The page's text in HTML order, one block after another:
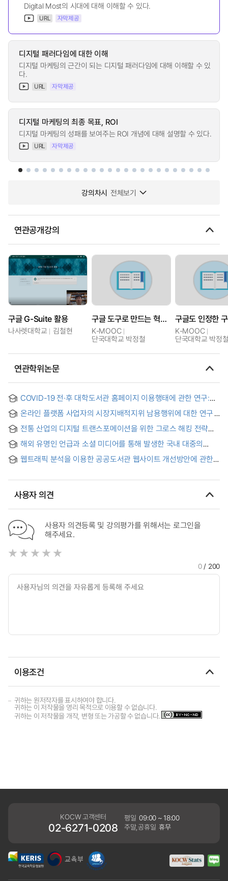
Digital Most의 시대에 대해 이해할 수 있다.
URL 자막제공
디지털 패러다임에 대한 이해
디지털 마케팅의 근간이 되는 디지털 패러다임에 대해 이해할 수 있
다.
URL 자막제공
디지털 마케팅의 최종 목표, ROI
디지털 마케팅의 성패를 보여주는 ROI 개념에 대해 설명할 수 있다.
URL 자막제공
강의차시 전체보기
연관공개강의
구글 G-Suite 활용
나사렛대학교 김철현
구글 도구로 만드는 혁신적인 일상
K-MOOC
단국대학교 박정철
K-MOOC
단국대학교 박정
연관학위논문
COVID-19 전·후 대학도서관 홈페이지 이용행태에 관한 연구:
Behavior of Universities Library Website Before and After
COVID-19: - Focusing on the Library of C University-
온라인 플랫폼 사업자의 시장지배적지위 남용행위에 대한 연구
전통 산업의 디지털 트랜스포메이션을 위한 그로스 해킹 전략에
해외 유명인 언급과 소셜 미디어를 통해 발생한 국내 대중의
웹트래픽 분석을 이용한 공공도서관 웹사이트 개선방안에 관한
사용자 의견
사용자 의견등록 및 강의평가를 위해서는 로그인을
해주세요.
0/ 200
이용조건
귀하는 원저작자를 표시하여야 합니다.
귀하는 이 저작물을 영리 목적으로 이용할 수 없습니다.
귀하는 이 저작물을 개작, 변형 또는 가공할 수 없습니다.
KOCW 고객센터
02-6271-0208
평일 09:00 ~ 18:00
주말,공휴일 휴무